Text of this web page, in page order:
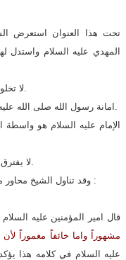
تحت هذا العنوان استعرض
المهدي عليه السلام واستدل
وقد تناول الشيخ محاور محاضرته بالشرح والتفصيل تباعاً ، واليك موجز بها :
قال امير المؤمنين عليه السلام
مشهوراً واما خائفاً مغموراً لأن
عليه السلام في كلامه هذا